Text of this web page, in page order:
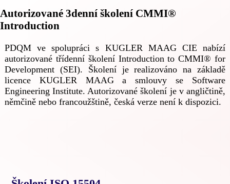
Autorizované 3denní školení CMMI®
Introduction
PDQM ve spolupráci s KUGLER MAAG CIE nabízí
autorizované třídenní školení Introduction to CMMI® for
Development (SEI). Školení je realizováno na základě
licence KUGLER MAAG a smlouvy se Software
Engineering Institute. Autorizované školení je v angličtině,
němčině nebo francoužštině, česká verze není k dispozici.